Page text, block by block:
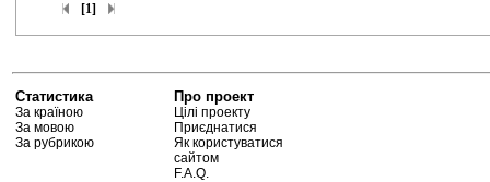
[1]
Статистика
За країною
За мовою
За рубрикою
Про проект
Цілі проекту
Приєднатися
Як користуватися
сайтом
F.A.Q.